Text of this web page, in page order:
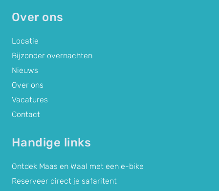
Over ons
Locatie
Bijzonder overnachten
Nieuws
Over ons
Vacatures
Contact
Handige links
Ontdek Maas en Waal met een e-bike
Reserveer direct je safaritent